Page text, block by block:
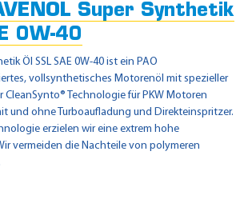
Super Synthetik
0W-40
Öl SSL SAE 0W-40 ist ein PAO
vollsynthetisches Motorenöl mit spezieller
CleanSynto® Technologie für PKW Motoren
und ohne Turboaufladung und Direkteinspritzer.
erzielen wir eine extrem hohe
vermeiden die Nachteile von polymeren